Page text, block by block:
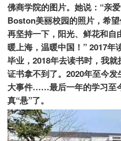
佛商学院的图片。她说：“亲
Boston美丽校园的照片，希
再坚持一下，阳光、鲜花和自
暖上海，温暖中国！” 2017年
毕业，2018年去读书时，我
证书拿不到了。2020年至今
大事件……最后一年的学习至
真“悬”了。